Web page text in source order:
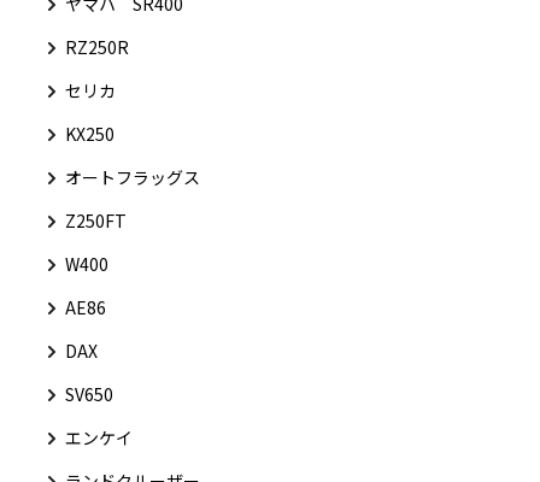
RZ250R
セリカ
KX250
オートフラッグス
Z250FT
W400
AE86
DAX
SV650
エンケイ